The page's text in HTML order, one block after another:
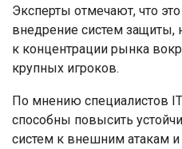
Эксперты отмечают, что
внедрение систем защиты,
к концентрации рынка
крупных игроков.
По мнению специалистов
способны повысить
систем к внешним атакам и